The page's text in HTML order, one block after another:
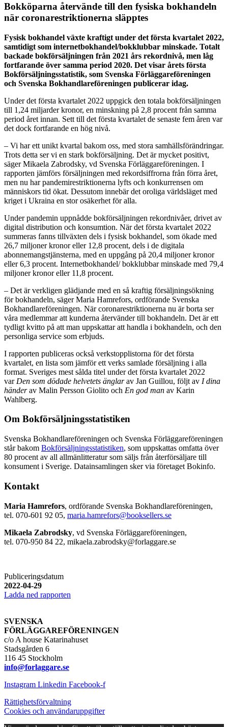
Bokköparna återvände till den fysiska bokhandeln
när coronarestriktionerna släpptes
Fysisk bokhandel växte kraftigt under det första kvartalet 2022,
samtidigt som internetbokhandel/bokklubbar minskade. Totalt
backade bokförsäljningen från 2021 års rekordnivå, men låg
fortfarande över samma period 2020. Det visar årets första
Bokförsäljningsstatistik, som Svenska Förläggareföreningen
och Svenska Bokhandlareföreningen publicerar idag.
Under det första kvartalet 2022 uppgick den totala bokförsäljningen
till 1,24 miljarder kronor, en minskning på 2,8 procent från samma
period året innan. Sett till det första kvartalet de senaste fem åren var
det dock fortfarande en hög nivå.
– Vi har ett unikt kvartal bakom oss, med stora samhällsförändringar.
Trots detta ser vi en stark bokförsäljning. Det är mycket positivt,
säger Mikaela Zabrodsky, vd Svenska Förläggareföreningen. I
rapporten jämförs försäljningen med rekordsiffrorna från förra året,
men nu har pandemirestriktionerna lyfts och konkurrensen om
människors tid ökat. Dessutom innebär det oroliga världsläget med
kriget i Ukraina en stor osäkerhet för alla.
Under pandemin uppnådde bokförsäljningen rekordnivåer, drivet av
digital distribution och konsumtion. När det första kvartalet 2022
summeras fanns tillväxten dels i fysisk bokhandel, som ökade med
26,7 miljoner kronor eller 12,8 procent, dels i de digitala
abonnemangstjänsterna, med en uppgång på 20,4 miljoner kronor
eller 6,3 procent. Internetbokhandel/ bokklubbar minskade med 79,4
miljoner kronor eller 11,8 procent.
– Det är verkligen glädjande med en så kraftig försäljningsökning
för bokhandeln, säger Maria Hamrefors, ordförande Svenska
Bokhandlareföreningen. När coronarestriktionerna nu är borta ser
våra medlemmar att kunderna återvänder till bokhandeln. Det är ett
tydligt kvitto på att man uppskattar att handla i bokhandeln, och den
personliga service som erbjuds.
I rapporten publiceras också verkstopplistorna för det första
kvartalet, en lista som jämför ett verks samlade försäljning i alla
format. Sveriges mest sålda titel under det första kvartalet 2022
var Den som dödade helvetets änglarav Jan Guillou, följt av I dina
händerav Malin Persson Giolito och En god man av Karin
Wahlberg.
Om Bokförsäljningsstatistiken
Svenska Bokhandlareföreningen och Svenska Förläggareföreningen
står bakom Bokförsäljningsstatistiken, som uppskattas omfatta över
80 procent av all allmänlitteratur som säljs från återförsäljare till
konsument i Sverige. Datainsamlingen sker via företaget Bokinfo.
Kontakt
Maria Hamrefors, ordförande Svenska Bokhandlareföreningen,
tel. 070-601 92 05, maria.hamrefors@booksellers.se
Mikaela Zabrodsky, vd Svenska Förläggareföreningen,
tel. 070-950 84 22, mikaela.zabrodsky@forlaggare.se
Publiceringsdatum
2022-04-29
Ladda ned rapporten
SVENSKA
FÖRLÄGGAREFÖRENINGEN
c/o A house Katarinahuset
Stadsgården 6
116 45 Stockholm
info@forlaggare.se
Instagram Linkedin Facebook-f
Rättighetsförvaltning
Cookies och användaruppgifter